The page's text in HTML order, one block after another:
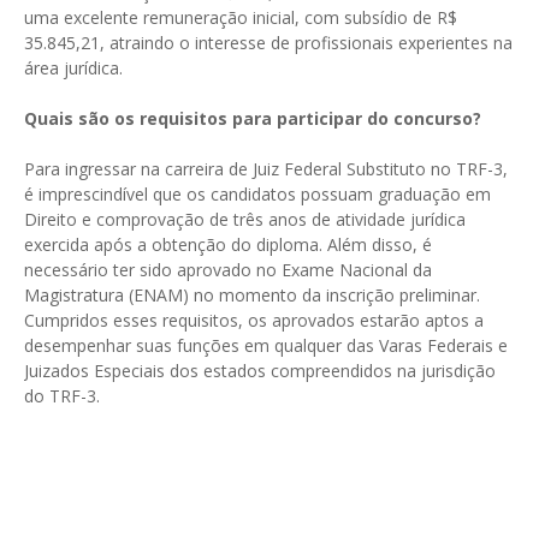
uma excelente remuneração inicial, com subsídio de R$
35.845,21, atraindo o interesse de profissionais experientes na
área jurídica.
Quais são os requisitos para participar do concurso?
Para ingressar na carreira de Juiz Federal Substituto no TRF-3,
é imprescindível que os candidatos possuam graduação em
Direito e comprovação de três anos de atividade jurídica
exercida após a obtenção do diploma. Além disso, é
necessário ter sido aprovado no Exame Nacional da
Magistratura (ENAM) no momento da inscrição preliminar.
Cumpridos esses requisitos, os aprovados estarão aptos a
desempenhar suas funções em qualquer das Varas Federais e
Juizados Especiais dos estados compreendidos na jurisdição
do TRF-3.